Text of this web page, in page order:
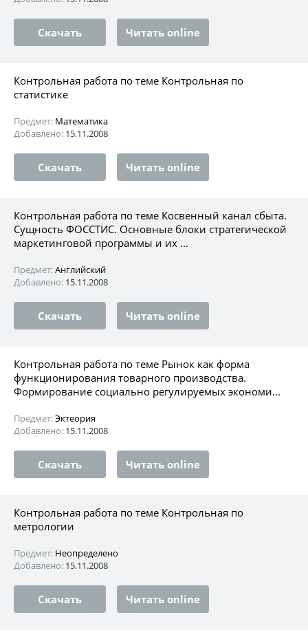
Скачать Читать online
Контрольная работа по теме Контрольная по
статистике
Предмет: Математика
Добавлено: 15.11.2008
Скачать Читать online
Контрольная работа по теме Косвенный канал сбыта.
Сущность ФОССТИС. Основные блоки стратегической
маркетинговой программы и их ...
Предмет:Английский
Добавлено: 15.11.2008
Скачать Читать online
Контрольная работа по теме Рынок как форма
функционирования товарного производства.
Формирование социально регулируемых экономи...
Предмет:Эктеория
Добавлено: 15.11.2008
Скачать Читать online
Контрольная работа по теме Контрольная по
метрологии
Предмет: Неопределено
Добавлено: 15.11.2008
Скачать Читать online